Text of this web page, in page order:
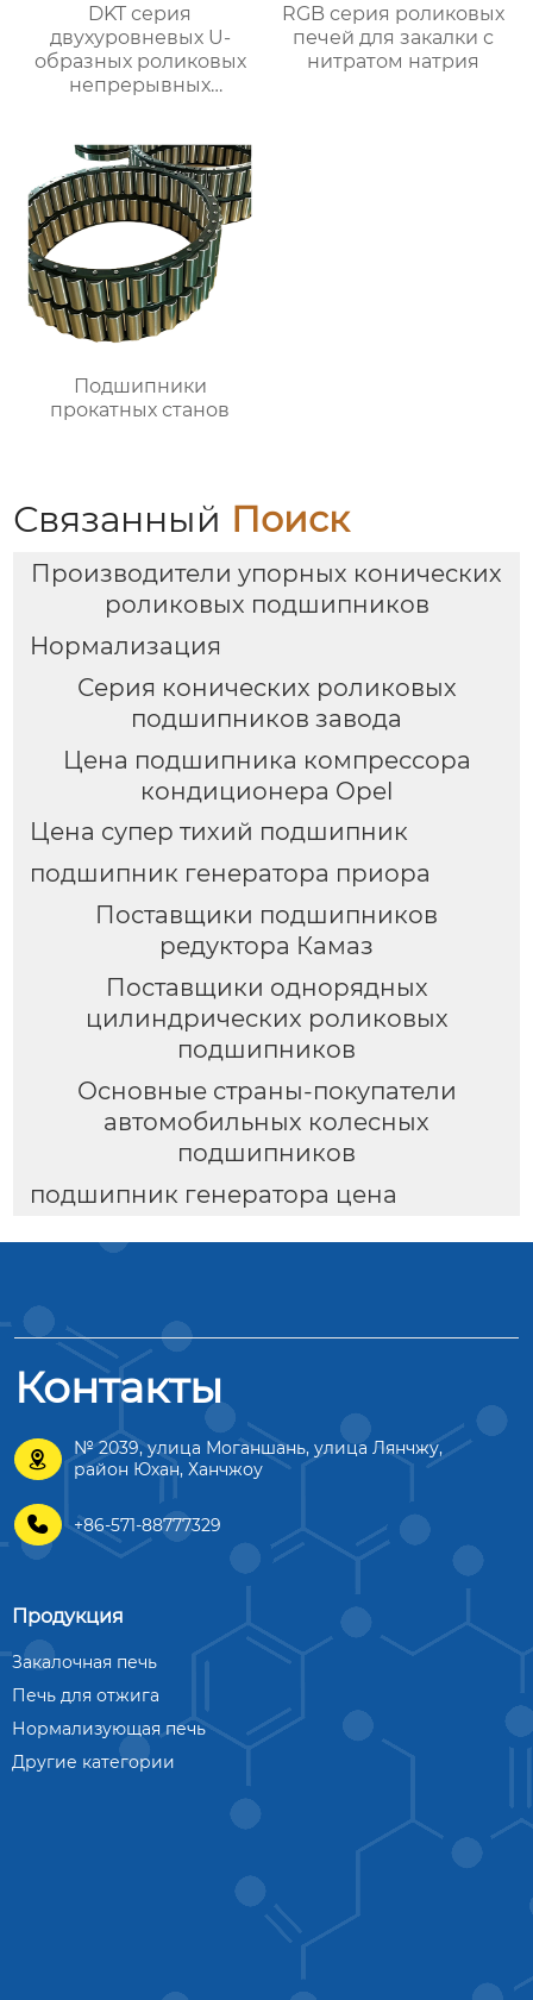
DKT серия
двухуровневых U-
образных роликовых
непрерывных
RGB серия роликовых
печей для закалки с
нитратом натрия
Подшипники
прокатных станов
Связанный Поиск
Производители упорных конических
роликовых подшипников
Нормализация
Серия конических роликовых
подшипников завода
Цена подшипника компрессора
кондиционера Opel
Цена супер тихий подшипник
подшипник генератора приора
Поставщики подшипников
редуктора Камаз
Поставщики однорядных
цилиндрических роликовых
подшипников
Основные страны-покупатели
автомобильных колесных
подшипников
подшипник генератора цена
Контакты

№ 2039, улица Моганшань, улица Лянчжу,
район Юхан, Ханчжоу
 +86-571-88777329
Продукция
Закалочная печь
Печь для отжига
Нормализующая печь
Другие категории